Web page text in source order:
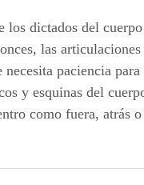
los dictados del
las
necesita paciencia
y esquinas del
como fuera, atrás